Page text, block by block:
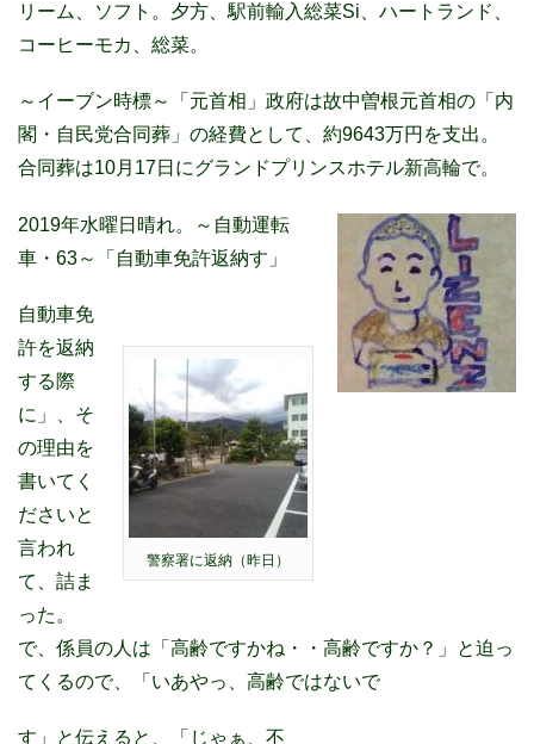
リーム、ソフト。夕方、駅前輸入総菜Si、ハートランド、
コーヒーモカ、総菜。
～イーブン時標～「元首相」政府は故中曽根元首相の「内
閣・自民党合同葬」の経費として、約9643万円を支出。
合同葬は10月17日にグランドプリンスホテル新高輪で。
2019年水曜日晴れ。
～自動運転
車・63～「自動車免許返納す」
警察署に返納（昨日）
自動車免
許を返納
する際
に」、そ
の理由を
書いてく
ださいと
言われ
て、詰ま
った。
で、係員の人は「高齢ですかね・・高齢ですか？」と迫っ
てくるので、「いあやっ、高齢ではないで
す」と伝えると、「じゃぁ、不